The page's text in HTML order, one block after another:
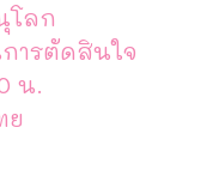
โลก
ารตัดสินใจ
น.
ย